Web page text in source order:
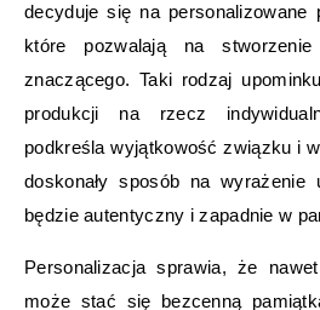
decyduje się na personalizowane
które pozwalają na
znaczącego. Taki rodzaj
produkcji na rzecz
podkreśla wyjątkowość związku i
doskonały sposób na
będzie autentyczny i zapadnie w
Personalizacja sprawia, że
może stać się bezcenną